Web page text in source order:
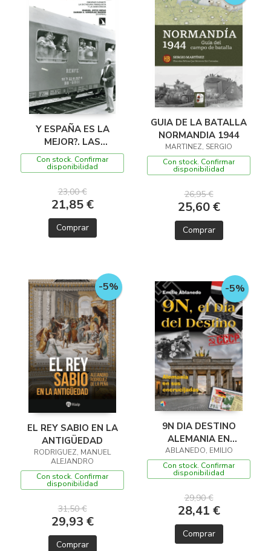
Y ESPAÑA ES LA
MEJOR?. LAS
MIGRACIONES DE
ESPAÑOLES
Con stock. Confirmar
disponibilidad
23,00 €
21,85 €
Comprar
GUIA DE LA BATALLA
NORMANDIA 1944
MARTINEZ, SERGIO
Con stock. Confirmar
disponibilidad
26,95 €
25,60 €
Comprar
-5%
EL REY SABIO EN LA
ANTIGÜEDAD
RODRIGUEZ, MANUEL
ALEJANDRO
Con stock. Confirmar
disponibilidad
31,50 €
29,93 €
Comprar
-5%
9N DIA DESTINO
ALEMANIA EN
ENCRUCIJADAS
ABLANEDO, EMILIO
Con stock. Confirmar
disponibilidad
29,90 €
28,41 €
Comprar